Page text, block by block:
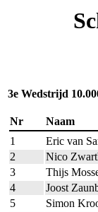
3e Wedstrijd
Nr Naam
1
Eric van
2
Nico
3
Thijs
4
Joost
5
Simon